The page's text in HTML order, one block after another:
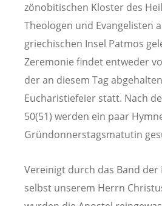
zönobitischen Kloster des
Theologen und Evangelisten
griechischen Insel Patmos
Zeremonie findet entweder
der an diesem Tag
Eucharistiefeier statt. Nach
50(51) werden ein paar
Gründonnerstagsmatutin
Vereinigt durch das Band der
selbst unserem Herrn